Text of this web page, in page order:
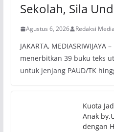
Sekolah, Sila
Agustus 6, 2026 Redaksi
JAKARTA,
menerbitkan 39 buku teks
untuk jenjang PAUD/TK
Kuota
Anak
dengan